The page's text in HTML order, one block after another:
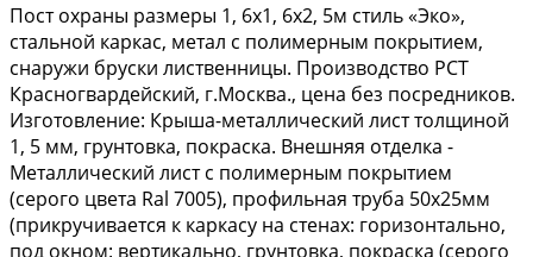
Пост охраны размеры 1, 6х1, 6х2, 5м стиль «Эко»,
стальной каркас, метал с полимерным покрытием,
снаружи бруски лиственницы. Производство РСТ
Красногвардейский, г.Москва., цена без посредников.
Изготовление: Крыша-металлический лист толщиной
1, 5 мм, грунтовка, покраска. Внешняя отделка -
Металлический лист с полимерным покрытием
(серого цвета Ral 7005), профильная труба 50х25мм
(прикручивается к каркасу на стенах: горизонтально,
под окном: вертикально, грунтовка, покраска (серого